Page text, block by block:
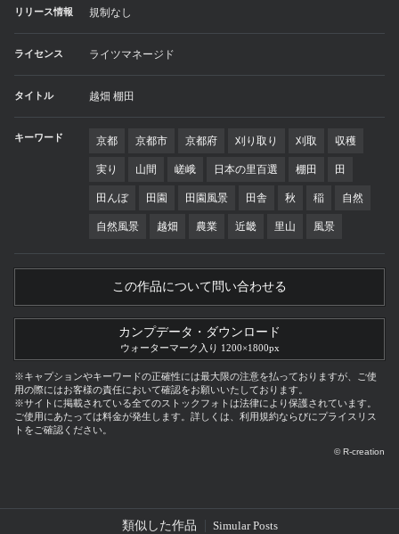
リリース情報 規制なし
ライセンス ライツマネージド
タイトル 越畑 棚田
キーワード 京都 京都市 京都府 刈り取り 刈取 収穫
実り 山間 嵯峨 日本の里百選 棚田 田
田んぼ 田園 田園風景 田舎 秋 稲 自然
自然風景 越畑 農業 近畿 里山 風景
この作品について問い合わせる
カンプデータ・ダウンロード
ウォーターマーク入り 1200×1800px
※キャプションやキーワードの正確性には最大限の注意を払っておりますが、ご使
用の際にはお客様の責任において確認をお願いいたしております。
※サイトに掲載されている全てのストックフォトは法律により保護されています。
ご使用にあたっては料金が発生します。詳しくは、利用規約ならびにプライスリス
トをご確認ください。
© R-creation
類似した作品 Simular Posts